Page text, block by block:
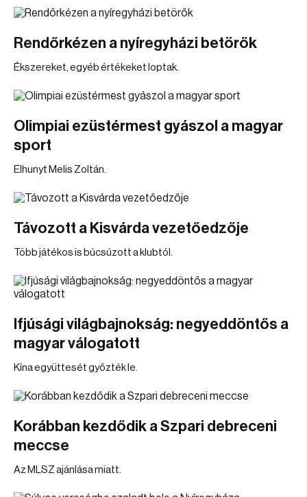
Rendőrkézen a nyíregyházi betörők
Ékszereket, egyéb értékeket loptak.
Olimpiai ezüstérmest gyászol a magyar
sport
Elhunyt Melis Zoltán.
Távozott a Kisvárda vezetőedzője
Több játékos is búcsúzott a klubtól.
Ifjúsági világbajnokság: negyeddöntős a
magyar válogatott
Kína együttesét győzték le.
Korábban kezdődik a Szpari debreceni
meccse
Az MLSZ ajánlása miatt.